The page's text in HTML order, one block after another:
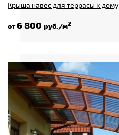
Крыша навес для террасы к дому
от6 800 руб./м2